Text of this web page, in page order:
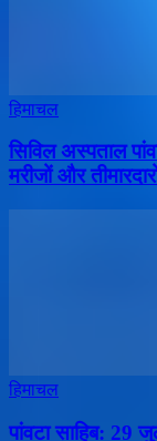
हिमाचल
सिविल अस्पताल
मरीजों और
हिमाचल
पांवटा साहिब: 29